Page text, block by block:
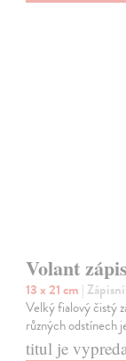
Volant
13 x 21 cm |
Velký fialový čistý
různých odstínech
titul je